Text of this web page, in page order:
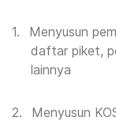
1.
Menyusun
daftar piket,
lainnya
2. Menyusun